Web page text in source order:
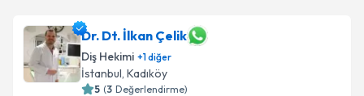
Dr. Dt. İlkan Çelik
Diş Hekimi +1diğer
İstanbul, Kadıköy
5 (3 Değerlendirme)